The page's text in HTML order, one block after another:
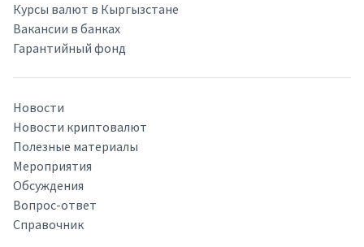
Курсы валют в Кыргызстане
Вакансии в банках
Гарантийный фонд
Новости
Новости криптовалют
Полезные материалы
Мероприятия
Обсуждения
Вопрос-ответ
Справочник